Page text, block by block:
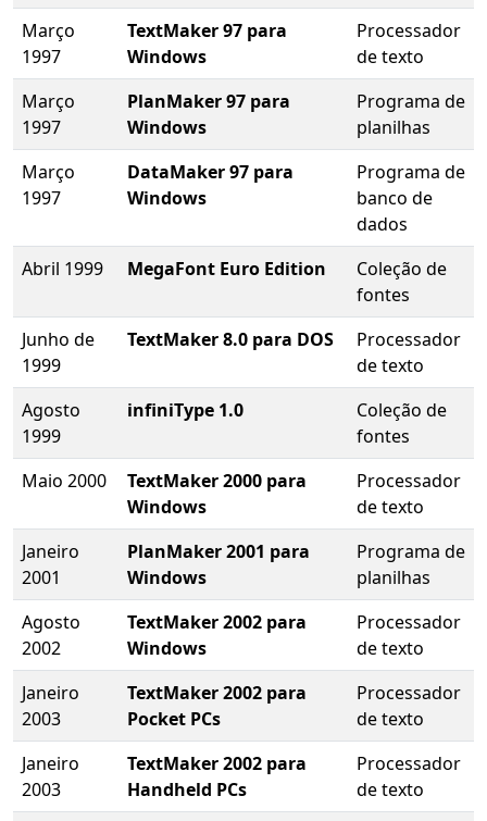
Março
1997
TextMaker 97 para
Windows
Processador
de texto
Março
1997
PlanMaker 97 para
Windows
Programa de
planilhas
Março
1997
DataMaker 97 para
Windows
Programa de
banco de
dados
Abril 1999
MegaFont Euro Edition
Coleção de
fontes
Junho de
1999
TextMaker 8.0 para DOS
Processador
de texto
Agosto
1999
infiniType 1.0
Coleção de
fontes
Maio 2000
TextMaker 2000 para
Windows
Processador
de texto
Janeiro
2001
PlanMaker 2001 para
Windows
Programa de
planilhas
Agosto
2002
TextMaker 2002 para
Windows
Processador
de texto
Janeiro
2003
TextMaker 2002 para
Pocket PCs
Processador
de texto
Janeiro
2003
TextMaker 2002 para
Handheld PCs
Processador
de texto